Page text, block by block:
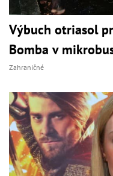
Výbuch otriasol
Bomba v
Zahraničné